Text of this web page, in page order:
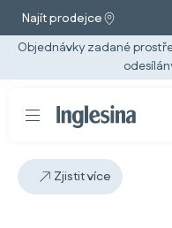
Najít prodejce
Objednávky zadané
Zjistit více